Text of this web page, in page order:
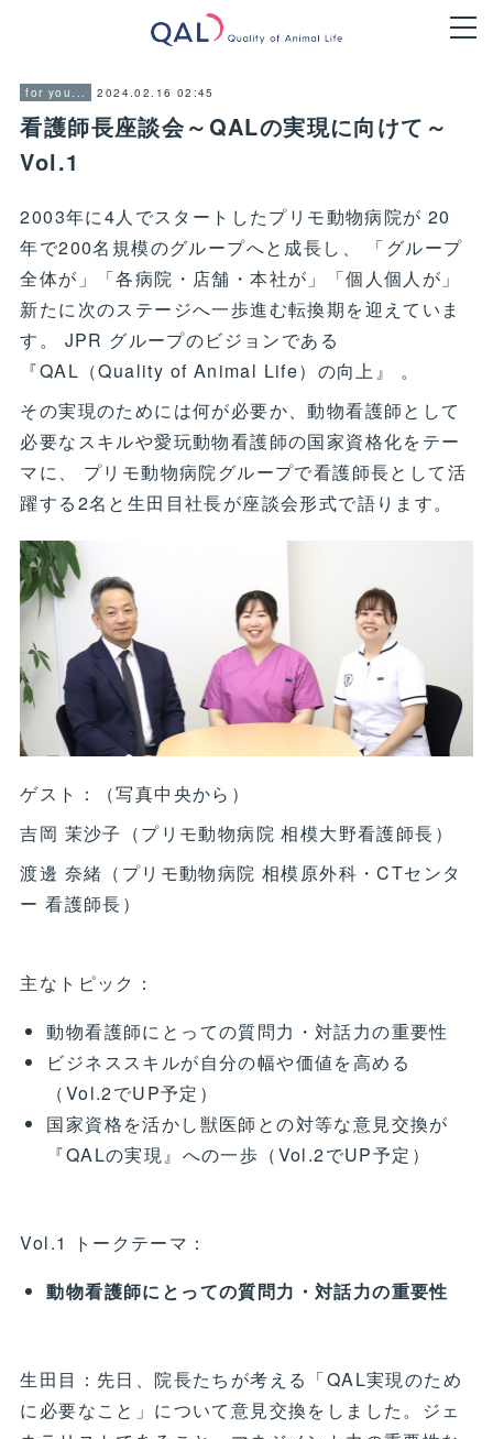
for you... 2024.02.16 02:45
看護師長座談会～QALの実現に向けて～
Vol.1
2003年に4人でスタートしたプリモ動物病院が 20
年で200名規模のグループへと成長し、 「グループ
全体が」「各病院・店舗・本社が」「個人個人が」
新たに次のステージへ一歩進む転換期を迎えていま
す。 JPR グループのビジョンである
『QAL（Quality of Animal Life）の向上』 。
その実現のためには何が必要か、動物看護師として
必要なスキルや愛玩動物看護師の国家資格化をテー
マに、 プリモ動物病院グループで看護師長として活
躍する2名と生田目社長が座談会形式で語ります。
ゲスト：（写真中央から）
吉岡 茉沙子（プリモ動物病院 相模大野看護師長）
渡邊 奈緒（プリモ動物病院 相模原外科・CTセンタ
ー 看護師長）
主なトピック：
動物看護師にとっての質問力・対話力の重要性
ビジネススキルが自分の幅や価値を高める
（Vol.2でUP予定）
国家資格を活かし獣医師との対等な意見交換が
『QALの実現』への一歩（Vol.2でUP予定）
Vol.1 トークテーマ：
動物看護師にとっての質問力・対話力の重要性
生田目：先日、院長たちが考える「QAL実現のため
に必要なこと」について意見交換をしました。ジェ